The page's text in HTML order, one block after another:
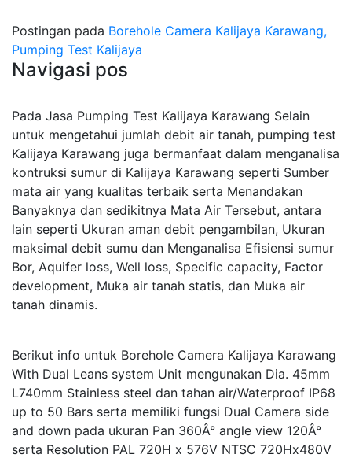
Postingan pada Borehole Camera Kalijaya Karawang,
Pumping Test Kalijaya
Navigasi pos
Pada Jasa Pumping Test Kalijaya Karawang Selain
untuk mengetahui jumlah debit air tanah, pumping test
Kalijaya Karawang juga bermanfaat dalam menganalisa
kontruksi sumur di Kalijaya Karawang seperti Sumber
mata air yang kualitas terbaik serta Menandakan
Banyaknya dan sedikitnya Mata Air Tersebut, antara
lain seperti Ukuran aman debit pengambilan, Ukuran
maksimal debit sumu dan Menganalisa Efisiensi sumur
Bor, Aquifer loss, Well loss, Specific capacity, Factor
development, Muka air tanah statis, dan Muka air
tanah dinamis.
Berikut info untuk Borehole Camera Kalijaya Karawang
With Dual Leans system Unit mengunakan Dia. 45mm
L740mm Stainless steel dan tahan air/Waterproof IP68
up to 50 Bars serta memiliki fungsi Dual Camera side
and down pada ukuran Pan 360Â° angle view 120Â°
serta Resolution PAL 720H x 576V NTSC 720Hx480V